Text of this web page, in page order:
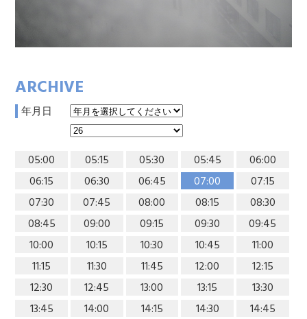
ARCHIVE
年月日
05:00 05:15 05:30 05:45
06:00
06:15
06:30 06:45 07:00
07:15
07:30
07:45 08:00 08:15
08:30
08:45
09:00 09:15 09:30
09:45
10:00
10:15 10:30 10:45
11:00
11:15
11:30 11:45 12:00
12:15
12:30
12:45 13:00 13:15
13:30
13:45
14:00 14:15 14:30
14:45